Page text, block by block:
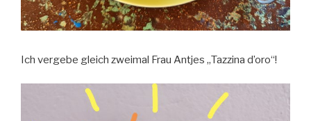
Ich vergebe gleich zweimal Frau Antjes „Tazzina d’oro“!